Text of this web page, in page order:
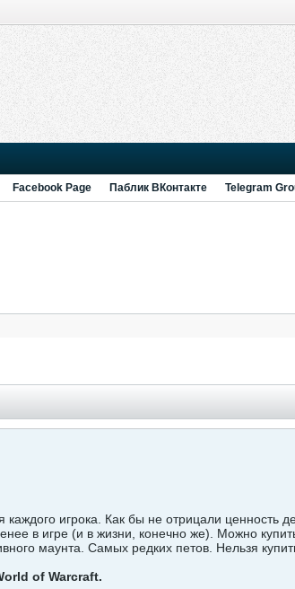
Facebook Page Паблик ВКонтакте Telegram
каждого игрока. Как бы не отрицали ценность
в игре (и в жизни, конечно же). Можно
маунта. Самых редких петов. Нельзя
of Warcraft.